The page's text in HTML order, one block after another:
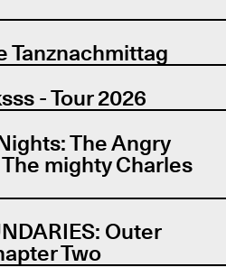
Tanznachmittag
- Tour 2026
The Angry
The mighty Charles
Outer
Two